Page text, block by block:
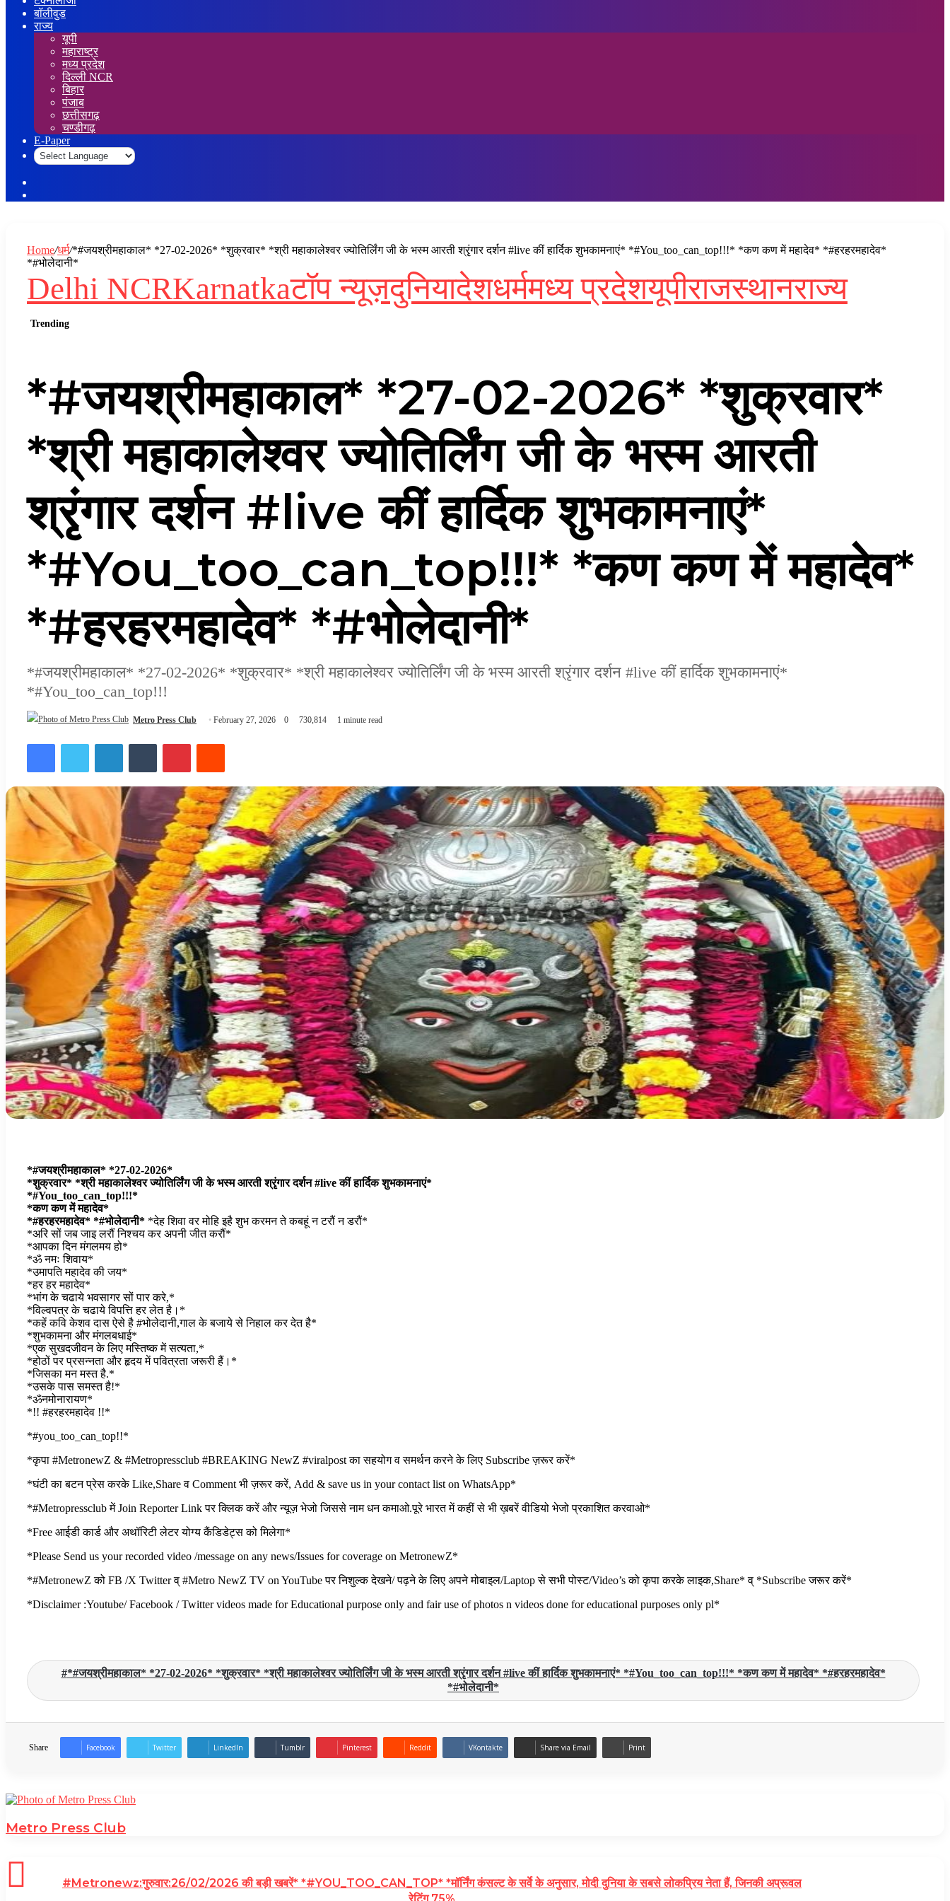
बॉलीवुड
राज्य
यूपी
महाराष्ट्र
मध्य प्रदेश
दिल्ली NCR
बिहार
पंजाब
छत्तीसगढ़
चण्डीगढ़
E-Paper
Home/धर्म/*#जयश्रीमहाकाल* *27-02-2026* *शुक्रवार* *श्री महाकालेश्वर ज्योतिर्लिंग जी के भस्म आरती श्रृंगार दर्शन #live कीं हार्दिक शुभकामनाएं* *#You_too_can_top!!!* *कण कण में महादेव* *#हरहरमहादेव*
*#भोलेदानी*
Delhi NCRKarnatkaटॉप न्यूज़दुनियादेशधर्ममध्य प्रदेशयूपीराजस्थानराज्य
Trending
*#जयश्रीमहाकाल* *27-02-2026* *शुक्रवार*
*श्री महाकालेश्वर ज्योतिर्लिंग जी के भस्म आरती
श्रृंगार दर्शन #live कीं हार्दिक शुभकामनाएं*
*#You_too_can_top!!!* *कण कण में महादेव*
*#हरहरमहादेव* *#भोलेदानी*
*#जयश्रीमहाकाल* *27-02-2026* *शुक्रवार* *श्री महाकालेश्वर ज्योतिर्लिंग जी के भस्म आरती श्रृंगार दर्शन #live कीं हार्दिक शुभकामनाएं*
*#You_too_can_top!!!
Metro Press Club February 27, 2026 0 730,814 1 minute read
FacebookTwitterLinkedInTumblrPinterestReddit
*#जयश्रीमहाकाल* *27-02-2026*
*शुक्रवार* *श्री महाकालेश्वर ज्योतिर्लिंग जी के भस्म आरती श्रृंगार दर्शन #live कीं हार्दिक शुभकामनाएं*
*#You_too_can_top!!!*
*कण कण में महादेव*
*#हरहरमहादेव* *#भोलेदानी* *देह शिवा वर मोहि इहै शुभ करमन ते कबहूं न टरौं न डरौं*
*अरि सों जब जाइ लरौं निश्चय कर अपनी जीत करौं*
*आपका दिन मंगलमय हो*
*ॐ नमः शिवाय*
*उमापति महादेव की जय*
*हर हर महादेव*
*भांग के चढाये भवसागर सों पार करे,*
*विल्वपत्र के चढाये विपत्ति हर लेत है।*
*कहें कवि केशव दास ऐसे है #भोलेदानी,गाल के बजाये से निहाल कर देत है*
*शुभकामना और मंगलबधाई*
*एक सुखदजीवन के लिए मस्तिष्क में सत्यता,*
*होठों पर प्रसन्नता और हृदय में पवित्रता जरूरी हैं।*
*जिसका मन मस्त है.*
*उसके पास समस्त है!*
*ॐनमोनारायण*
*!! #हरहरमहादेव !!*
*#you_too_can_top!!*
*कृपा #MetronewZ & #Metropressclub #BREAKING NewZ #viralpost का सहयोग व समर्थन करने के लिए Subscribe ज़रूर करें*
*घंटी का बटन प्रेस करके Like,Share व Comment भी ज़रूर करें, Add & save us in your contact list on WhatsApp*
*#Metropressclub में Join Reporter Link पर क्लिक करें और न्यूज़ भेजो जिससे नाम धन कमाओ.पूरे भारत में कहीं से भी ख़बरें वीडियो भेजो प्रकाशित करवाओ*
*Free आईडी कार्ड और अथॉरिटी लेटर योग्य कैंडिडेट्स को मिलेगा*
*Please Send us your recorded video /message on any news/Issues for coverage on MetronewZ*
*#MetronewZ को FB /X Twitter व् #Metro NewZ TV on YouTube पर निशुल्क देखने/ पढ़ने के लिए अपने मोबाइल/Laptop से सभी पोस्ट/Video’s को कृपा करके लाइक,Share* व् *Subscribe जरूर करें*
*Disclaimer :Youtube/ Facebook / Twitter videos made for Educational purpose only and fair use of photos n videos done for educational purposes only pl*
*#जयश्रीमहाकाल* *27-02-2026* *शुक्रवार* *श्री महाकालेश्वर ज्योतिर्लिंग जी के भस्म आरती श्रृंगार दर्शन #live कीं हार्दिक शुभकामनाएं* *#You_too_can_top!!!* *कण कण में महादेव* *#हरहरमहादेव*
*#भोलेदानी*
Share Facebook Twitter LinkedIn Tumblr Pinterest Reddit VKontakte Share via Email Print
Metro Press Club
#Metronewz:गुरुवार:26/02/2026 की बड़ी खबरें* *#YOU_TOO_CAN_TOP* *मॉर्निंग कंसल्ट के सर्वे के अनुसार, मोदी दुनिया के सबसे लोकप्रिय नेता हैं, जिनकी अप्रूवल